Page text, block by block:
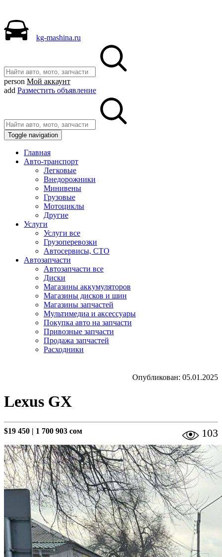
kg-mashina.ru
person Мой аккаунт
add Разместить объявление
Toggle navigation
Главная
Авто-транспорт
Легковые
Внедорожники
Минивены
Грузовые
Мотоциклы
Другие
Услуги
Услуги все
Грузоперевозки
Автосервисы, СТО
Автозапчасти
Автозапчасти все
Диски
Магазины аккумуляторов
Магазины дисков и шин
Магазины запчастей
Мультимедиа и аксессуары
Покупка авто на запчасти
Привозные запчасти
Продажа запчастей
Расходники
Опубликован: 05.01.2025
Lexus GX
$19 450 | 1 700 903 сом 103